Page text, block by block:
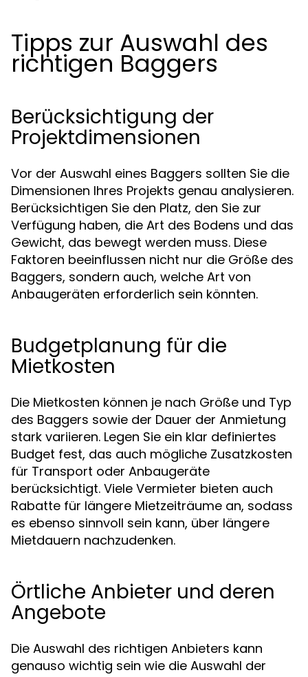
Tipps zur Auswahl des
richtigen Baggers
Berücksichtigung der
Projektdimensionen
Vor der Auswahl eines Baggers sollten Sie die
Dimensionen Ihres Projekts genau analysieren.
Berücksichtigen Sie den Platz, den Sie zur
Verfügung haben, die Art des Bodens und das
Gewicht, das bewegt werden muss. Diese
Faktoren beeinflussen nicht nur die Größe des
Baggers, sondern auch, welche Art von
Anbaugeräten erforderlich sein könnten.
Budgetplanung für die
Mietkosten
Die Mietkosten können je nach Größe und Typ
des Baggers sowie der Dauer der Anmietung
stark variieren. Legen Sie ein klar definiertes
Budget fest, das auch mögliche Zusatzkosten
für Transport oder Anbaugeräte
berücksichtigt. Viele Vermieter bieten auch
Rabatte für längere Mietzeiträume an, sodass
es ebenso sinnvoll sein kann, über längere
Mietdauern nachzudenken.
Örtliche Anbieter und deren
Angebote
Die Auswahl des richtigen Anbieters kann
genauso wichtig sein wie die Auswahl der